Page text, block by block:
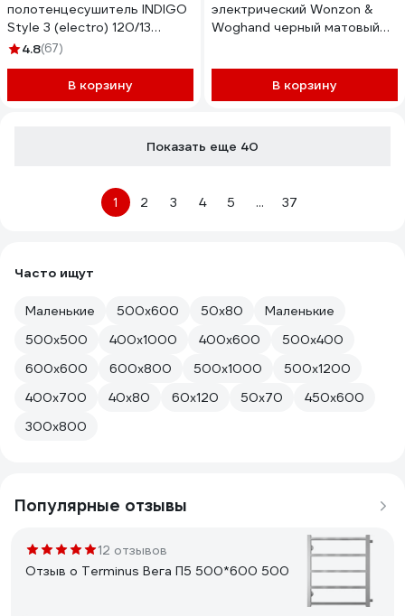
полотенцесушитель INDIGO
Style 3 (electro) 120/13
(скр.монтаж, унив.подкл.R/L,
4.8(67)
В корзину
электрический Wonzon &
Woghand черный матовый
В корзину
Показать еще 40
1 2 3 4 5 ... 37
Часто ищут
Маленькие 500x600 50х80
Маленькие
500х500
400х1000 400х600
500х400
600х600
600х800 500х1000
500х1200
400x700
40х80 60х120 50х70
450х600
300х800
Популярные отзывы
12 отзывов
Отзыв о Terminus Вега П5 500*600 500